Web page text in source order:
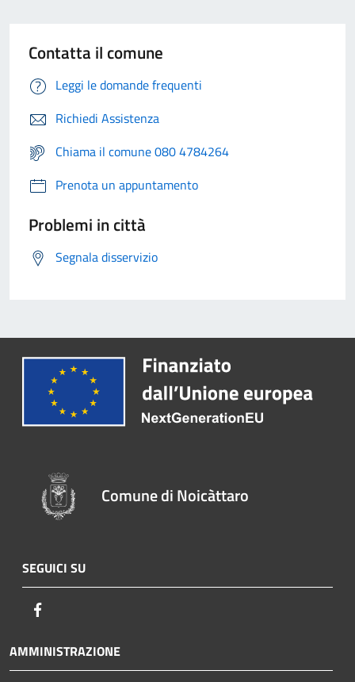
Contatta il comune
Leggi le domande frequenti
Richiedi Assistenza
Chiama il comune 080 4784264
Prenota un appuntamento
Problemi in città
Segnala disservizio
Comune di Noicàttaro
SEGUICI SU
AMMINISTRAZIONE